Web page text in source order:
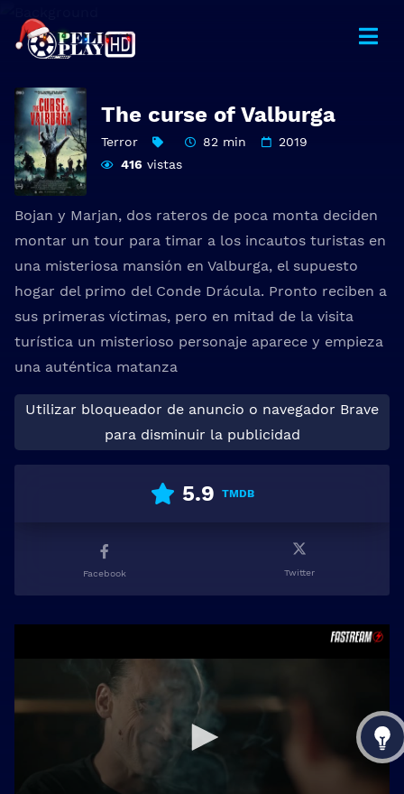
The curse of Valburga
Terror 82 min
2019
416 vistas
Bojan y Marjan, dos rateros de poca monta deciden
montar un tour para timar a los incautos turistas en
una misteriosa mansión en Valburga, el supuesto
hogar del primo del Conde Drácula. Pronto reciben a
sus primeras víctimas, pero en mitad de la visita
turística un misterioso personaje aparece y empieza
una auténtica matanza
Utilizar bloqueador de anuncio o navegador Brave
para disminuir la publicidad
5.9 TMDB
Facebook Twitter